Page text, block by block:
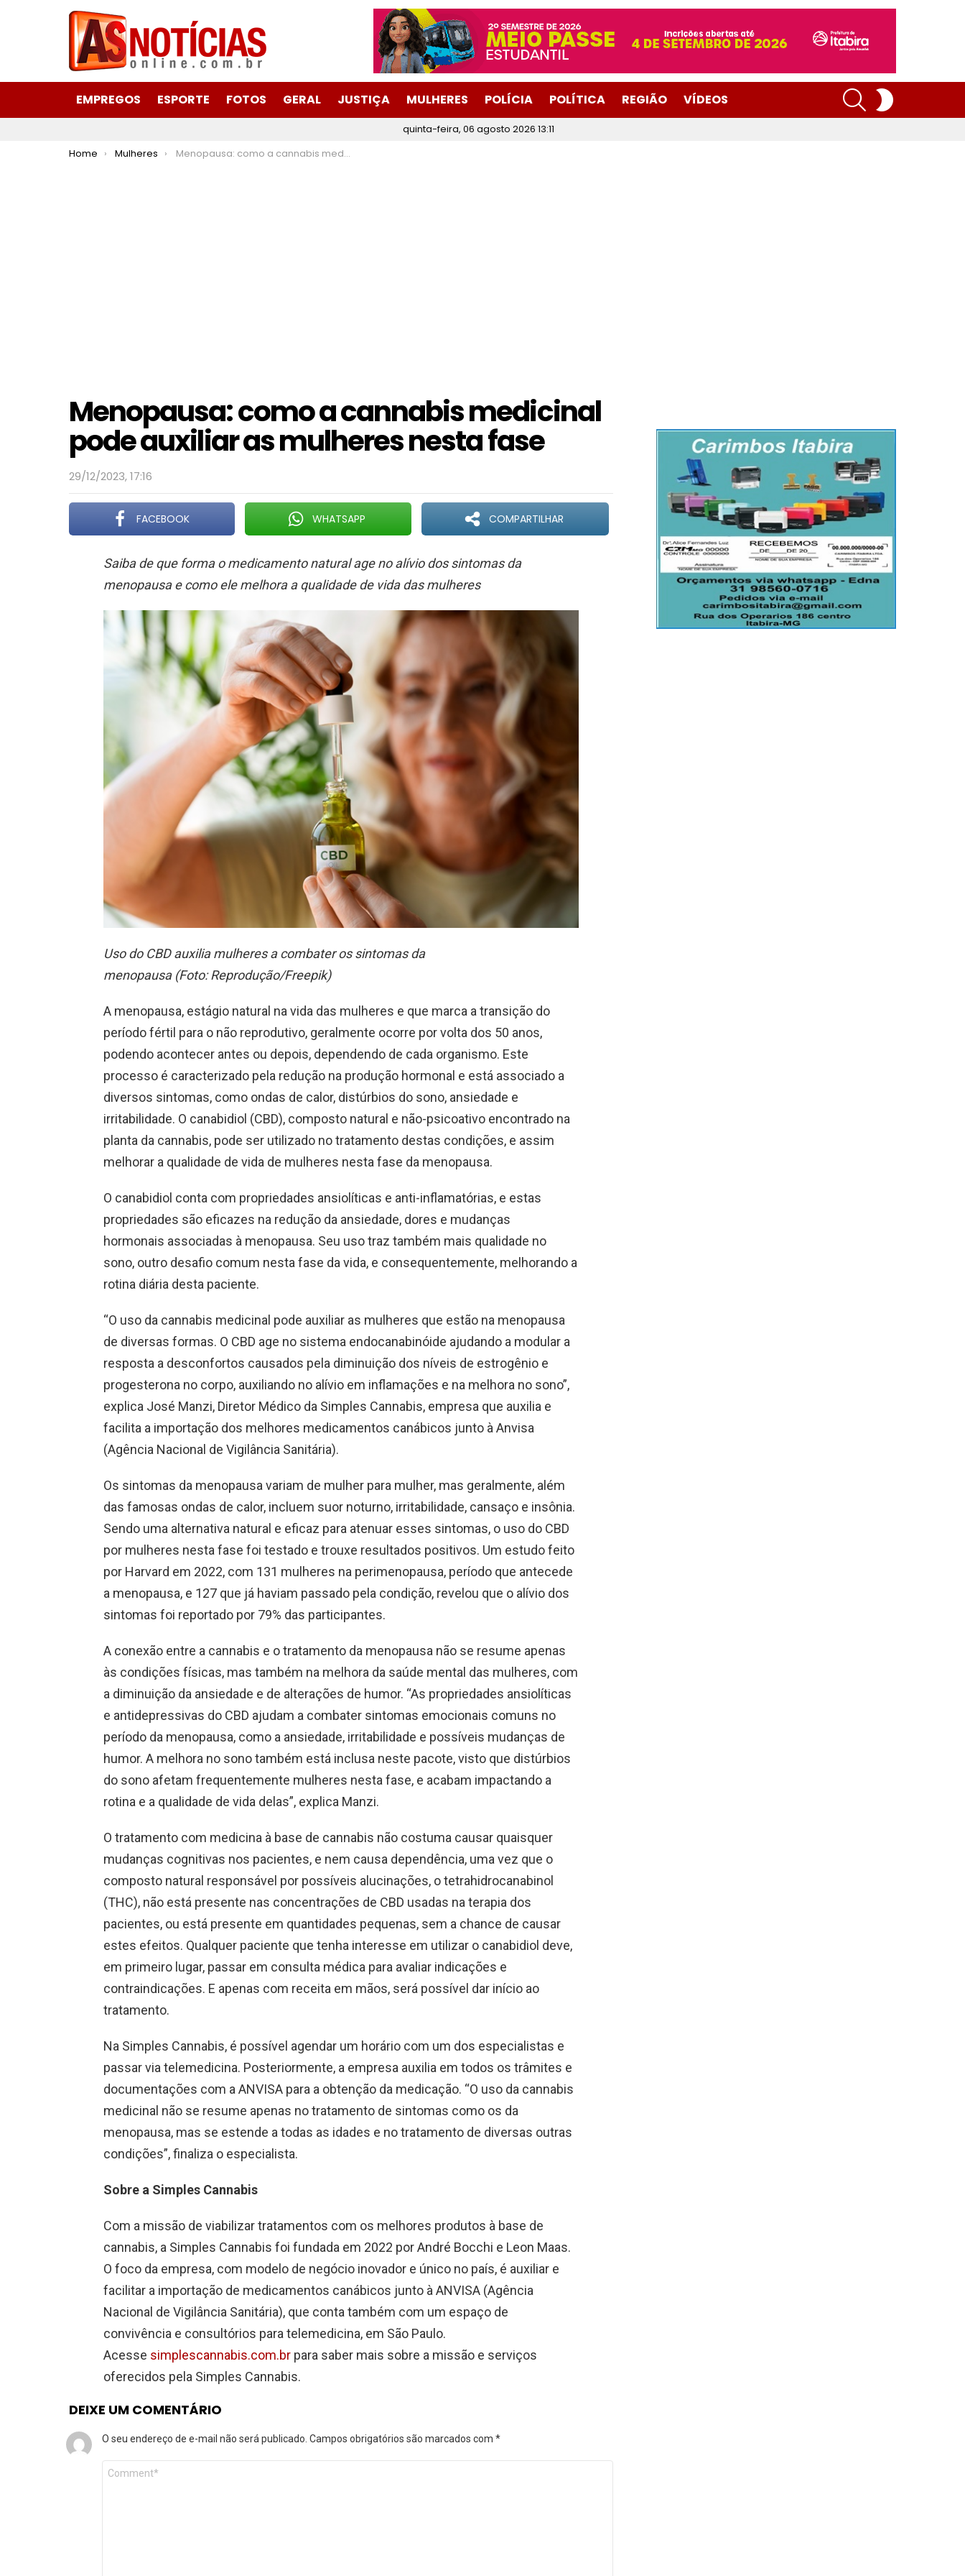
EMPREGOS ESPORTE FOTOS GERAL JUSTIÇA MULHERES POLÍCIA POLÍTICA REGIÃO VÍDEOS
SEARCH
quinta-feira, 06 agosto 2026 13:11
You are here:
Home Mulheres Menopausa: como a cannabis medicinal pode auxiliar as mulheres nesta fase
Menopausa: como a cannabis medicinal
pode auxiliar as mulheres nesta fase
29/12/2023, 17:16
FACEBOOK WHATSAPP COMPARTILHAR
Saiba de que forma o medicamento natural age no alívio dos sintomas da
menopausa e como ele melhora a qualidade de vida das mulheres
Uso do CBD auxilia mulheres a combater os sintomas da
menopausa (Foto: Reprodução/Freepik)
A menopausa, estágio natural na vida das mulheres e que marca a transição do
período fértil para o não reprodutivo, geralmente ocorre por volta dos 50 anos,
podendo acontecer antes ou depois, dependendo de cada organismo. Este
processo é caracterizado pela redução na produção hormonal e está associado a
diversos sintomas, como ondas de calor, distúrbios do sono, ansiedade e
irritabilidade. O canabidiol (CBD), composto natural e não-psicoativo encontrado na
planta da cannabis, pode ser utilizado no tratamento destas condições, e assim
melhorar a qualidade de vida de mulheres nesta fase da menopausa.
O canabidiol conta com propriedades ansiolíticas e anti-inflamatórias, e estas
propriedades são eficazes na redução da ansiedade, dores e mudanças
hormonais associadas à menopausa. Seu uso traz também mais qualidade no
sono, outro desafio comum nesta fase da vida, e consequentemente, melhorando a
rotina diária desta paciente.
“O uso da cannabis medicinal pode auxiliar as mulheres que estão na menopausa
de diversas formas. O CBD age no sistema endocanabinóide ajudando a modular a
resposta a desconfortos causados pela diminuição dos níveis de estrogênio e
progesterona no corpo, auxiliando no alívio em inflamações e na melhora no sono”,
explica José Manzi, Diretor Médico da Simples Cannabis, empresa que auxilia e
facilita a importação dos melhores medicamentos canábicos junto à Anvisa
(Agência Nacional de Vigilância Sanitária).
Os sintomas da menopausa variam de mulher para mulher, mas geralmente, além
das famosas ondas de calor, incluem suor noturno, irritabilidade, cansaço e insônia.
Sendo uma alternativa natural e eficaz para atenuar esses sintomas, o uso do CBD
por mulheres nesta fase foi testado e trouxe resultados positivos. Um estudo feito
por Harvard em 2022, com 131 mulheres na perimenopausa, período que antecede
a menopausa, e 127 que já haviam passado pela condição, revelou que o alívio dos
sintomas foi reportado por 79% das participantes.
A conexão entre a cannabis e o tratamento da menopausa não se resume apenas
às condições físicas, mas também na melhora da saúde mental das mulheres, com
a diminuição da ansiedade e de alterações de humor. “As propriedades ansiolíticas
e antidepressivas do CBD ajudam a combater sintomas emocionais comuns no
período da menopausa, como a ansiedade, irritabilidade e possíveis mudanças de
humor. A melhora no sono também está inclusa neste pacote, visto que distúrbios
do sono afetam frequentemente mulheres nesta fase, e acabam impactando a
rotina e a qualidade de vida delas”, explica Manzi.
O tratamento com medicina à base de cannabis não costuma causar quaisquer
mudanças cognitivas nos pacientes, e nem causa dependência, uma vez que o
composto natural responsável por possíveis alucinações, o tetrahidrocanabinol
(THC), não está presente nas concentrações de CBD usadas na terapia dos
pacientes, ou está presente em quantidades pequenas, sem a chance de causar
estes efeitos. Qualquer paciente que tenha interesse em utilizar o canabidiol deve,
em primeiro lugar, passar em consulta médica para avaliar indicações e
contraindicações. E apenas com receita em mãos, será possível dar início ao
tratamento.
Na Simples Cannabis, é possível agendar um horário com um dos especialistas e
passar via telemedicina. Posteriormente, a empresa auxilia em todos os trâmites e
documentações com a ANVISA para a obtenção da medicação. “O uso da cannabis
medicinal não se resume apenas no tratamento de sintomas como os da
menopausa, mas se estende a todas as idades e no tratamento de diversas outras
condições”, finaliza o especialista.
Sobre a Simples Cannabis
Com a missão de viabilizar tratamentos com os melhores produtos à base de
cannabis, a Simples Cannabis foi fundada em 2022 por André Bocchi e Leon Maas.
O foco da empresa, com modelo de negócio inovador e único no país, é auxiliar e
facilitar a importação de medicamentos canábicos junto à ANVISA (Agência
Nacional de Vigilância Sanitária), que conta também com um espaço de
convivência e consultórios para telemedicina, em São Paulo.
Acesse simplescannabis.com.br para saber mais sobre a missão e serviços
oferecidos pela Simples Cannabis.
DEIXE UM COMENTÁRIO
O seu endereço de e-mail não será publicado. Campos obrigatórios são marcados com *
Comentário